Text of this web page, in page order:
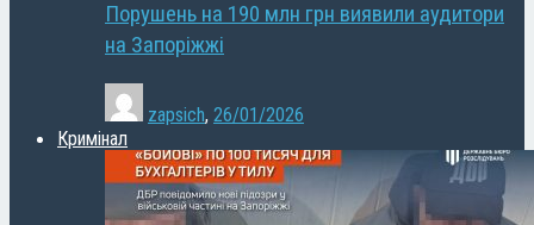
Порушень на 190 млн грн виявили аудитори
на Запоріжжі
zapsich, 26/01/2026
Кримінал